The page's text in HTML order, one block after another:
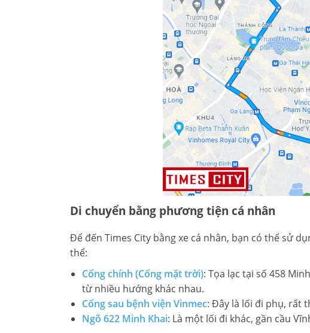
Di chuyển bằng phương tiện cá nhân
Để đến Times City bằng xe cá nhân, bạn có thể sử
thể:
Cổng chính (Cổng mặt trời): Tọa lạc tại số 458
từ nhiều hướng khác nhau.
Cổng sau bệnh viện Vinmec: Đây là lối đi phụ, rất
Ngõ 622 Minh Khai: Là một lối đi khác, gần cầu